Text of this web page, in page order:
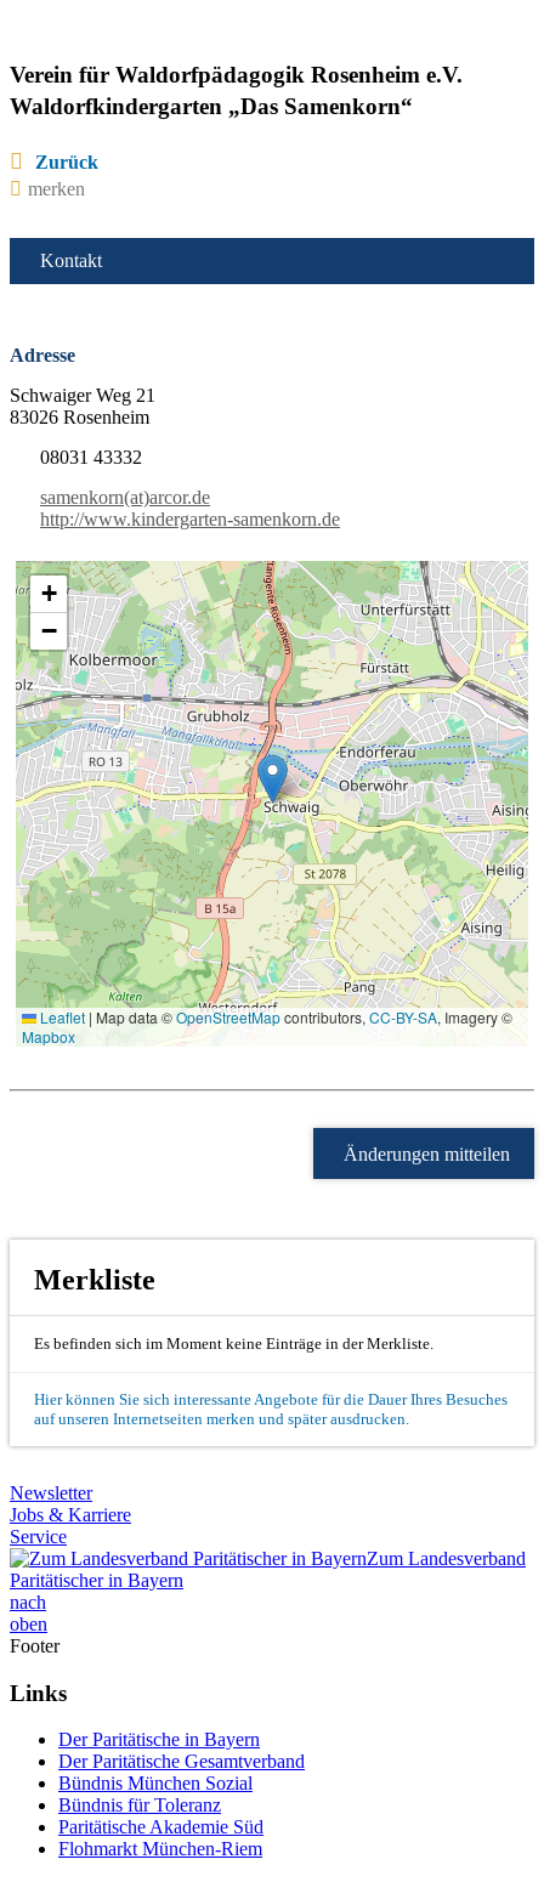
Verein für Waldorfpädagogik Rosenheim e.V.
Waldorfkindergarten „Das Samenkorn“
Zurück
merken
Kontakt
Adresse
Schwaiger Weg 21
83026 Rosenheim
08031 43332
samenkorn(at)arcor.de
http://www.kindergarten-samenkorn.de
+
−
Leaflet | Map data ©OpenStreetMapcontributors, CC-BY-SA, Imagery ©
Mapbox
Änderungen mitteilen
Merkliste
Es befinden sich im Moment keine Einträge in der Merkliste.
Hier können Sie sich interessante Angebote für die Dauer Ihres Besuches
auf unseren Internetseiten merken und später ausdrucken.
Newsletter
Jobs & Karriere
Service
Zum Landesverband
Paritätischer in Bayern
nach
oben
Footer
Links
Der Paritätische in Bayern
Der Paritätische Gesamtverband
Bündnis München Sozial
Bündnis für Toleranz
Paritätische Akademie Süd
Flohmarkt München-Riem